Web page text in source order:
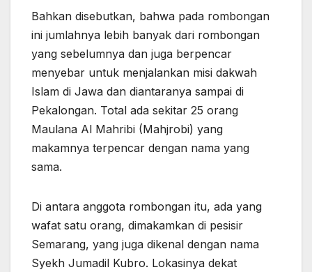
Bahkan disebutkan, bahwa pada rombongan
ini jumlahnya lebih banyak dari rombongan
yang sebelumnya dan juga berpencar
menyebar untuk menjalankan misi dakwah
Islam di Jawa dan diantaranya sampai di
Pekalongan. Total ada sekitar 25 orang
Maulana Al Mahribi (Mahjrobi) yang
makamnya terpencar dengan nama yang
sama.
Di antara anggota rombongan itu, ada yang
wafat satu orang, dimakamkan di pesisir
Semarang, yang juga dikenal dengan nama
Syekh Jumadil Kubro. Lokasinya dekat